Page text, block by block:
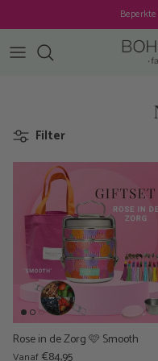
Filter
Rose in de Zorg 🩷 Smooth
Vanaf